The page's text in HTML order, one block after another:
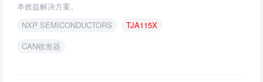
本效益解决方案。
NXP SEMICONDUCTORS
TJA115X
CAN收发器